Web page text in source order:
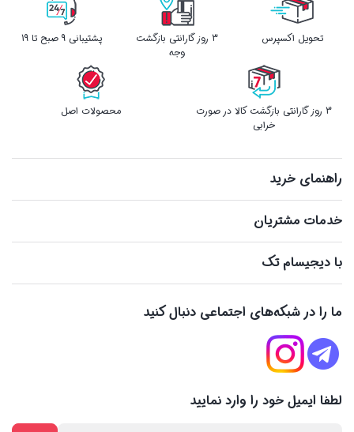
تحویل اکسپرس
3 روز گارانتی بازگشت
وجه
پشتیبانی 9 صبح تا 19
3 روز گارانتی بازگشت کالا در صورت
خرابی
محصولات اصل
راهنمای خرید
خدمات مشتریان
با دیجیسام تک
ما را در شبکه‌های اجتماعی دنبال کنید
لطفا ایمیل خود را وارد نمایید